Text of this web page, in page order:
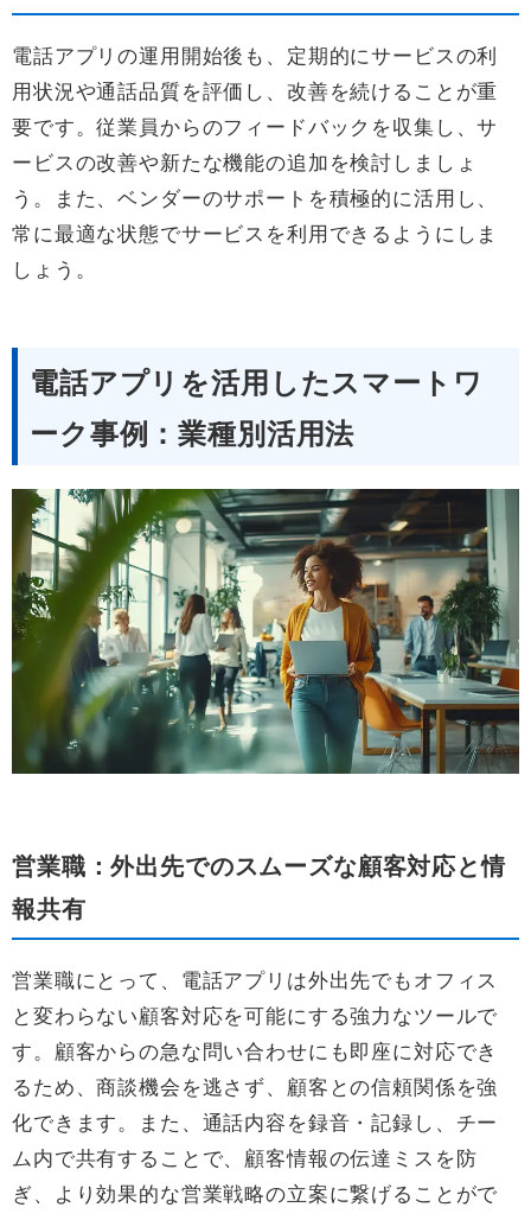
電話アプリの運用開始後も、定期的にサービスの利
用状況や通話品質を評価し、改善を続けることが重
要です。従業員からのフィードバックを収集し、サ
ービスの改善や新たな機能の追加を検討しましょ
う。また、ベンダーのサポートを積極的に活用し、
常に最適な状態でサービスを利用できるようにしま
しょう。
電話アプリを活用したスマートワ
ーク事例：業種別活用法
営業職：外出先でのスムーズな顧客対応と情
報共有
営業職にとって、電話アプリは外出先でもオフィス
と変わらない顧客対応を可能にする強力なツールで
す。顧客からの急な問い合わせにも即座に対応でき
るため、商談機会を逃さず、顧客との信頼関係を強
化できます。また、通話内容を録音・記録し、チー
ム内で共有することで、顧客情報の伝達ミスを防
ぎ、より効果的な営業戦略の立案に繋げることがで